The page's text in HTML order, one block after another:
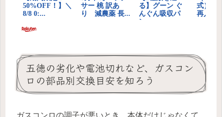
五徳の劣化や電池切れなど、ガスコン
ロの部品別交換目安を知ろう
ガスコンロの調子が悪いとき、本体だけじゃなくて